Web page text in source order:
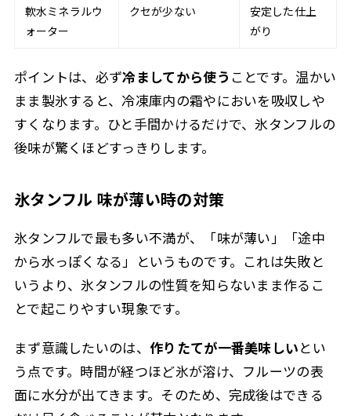
軟水ミネラルウ
ォーター
クセが少ない
安定した仕上
がり
ポイントは、必ず冷ましてから使う ことです。温かい
まま製氷すると、冷凍庫内の霜やにおいを吸収しや
すくなります。ひと手間かけるだけで、氷タンフルの
後味が驚くほどすっきりします。
氷タンフル 味が薄い時の対策
氷タンフルで最も多い不満が、「味が薄い」「途中
から水っぽくなる」というものです。これは失敗と
いうより、氷タンフルの性質を知らないまま作るこ
とで起こりやすい現象です。
まず意識したいのは、 作りたてが一番美味しいとい
う点です。時間が経つほど氷が溶け、フルーツの表
面に水分が出てきます。そのため、完成後はできる